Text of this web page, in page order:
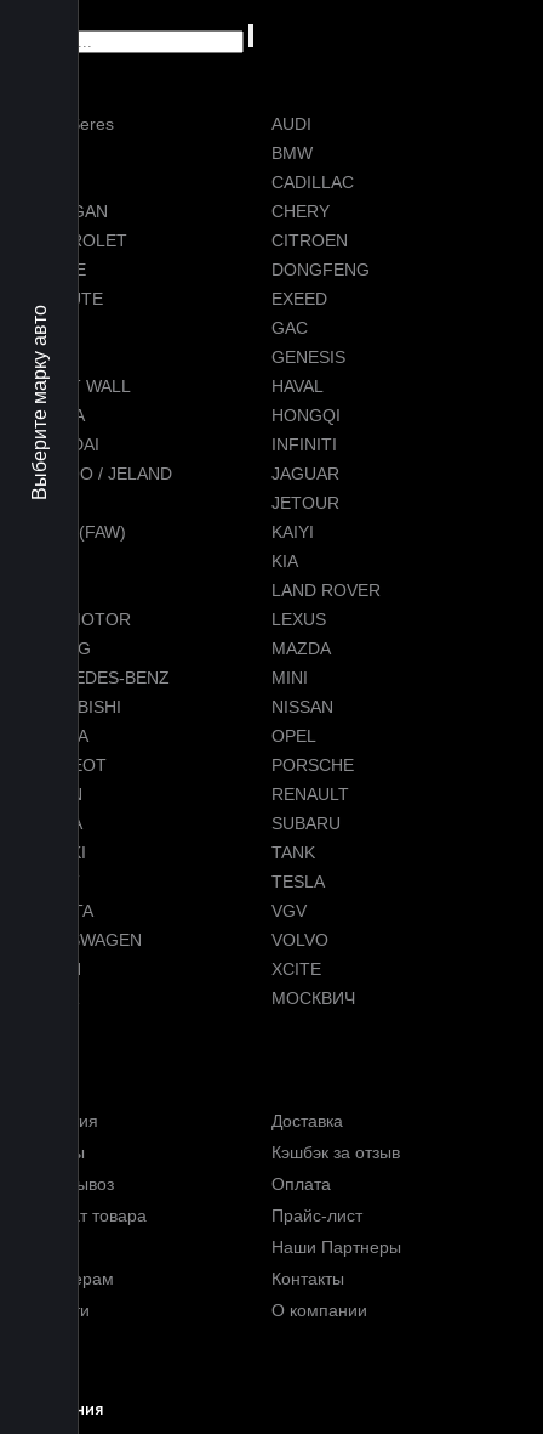
Выберите марку авто
AITO Seres
AUDI
BMW
CADILLAC
CHANGAN
CHERY
CHEVROLET
CITROEN
DODGE
DONGFENG
EVOLUTE
EXEED
FORD
GAC
GEELY
GENESIS
GREAT WALL
HAVAL
HONDA
HONGQI
HYUNDAI
INFINITI
JAECOO / JELAND
JAGUAR
JEEP
JETOUR
JETTA (FAW)
KAIYI
KIA
LAND ROVER
LEAPMOTOR
LEXUS
LIXIANG
MAZDA
MERCEDES-BENZ
MINI
MITSUBISHI
NISSAN
OMODA
OPEL
PEUGEOT
PORSCHE
RAVON
RENAULT
SKODA
SUBARU
SUZUKI
TANK
TENET
TESLA
TOYOTA
VGV
VOLKSWAGEN
VOLVO
VOYAH
XCITE
МОСКВИЧ
Гарантия
Доставка
Отзывы
Кэшбэк за отзыв
Самовывоз
Оплата
Возврат товара
Прайс-лист
Наши Партнеры
Партнерам
Контакты
Новости
О компании
Компания